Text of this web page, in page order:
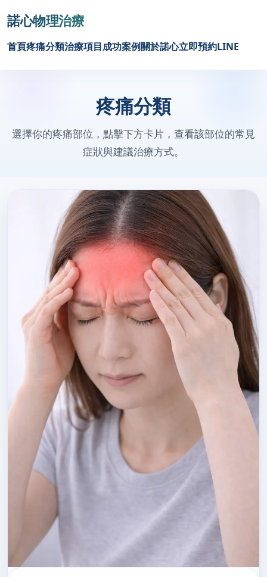
諾心物理治療
首頁疼痛分類治療項目成功案例關於諾心立即預約LINE
疼痛分類
選擇你的疼痛部位，點擊下方卡片，查看該部位的常見
症狀與建議治療方式。